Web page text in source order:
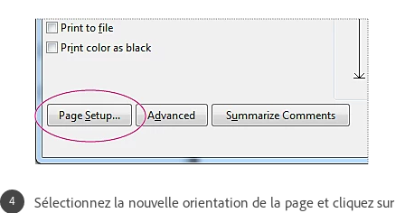
Sélectionnez la nouvelle orientation de la page et cliquez sur